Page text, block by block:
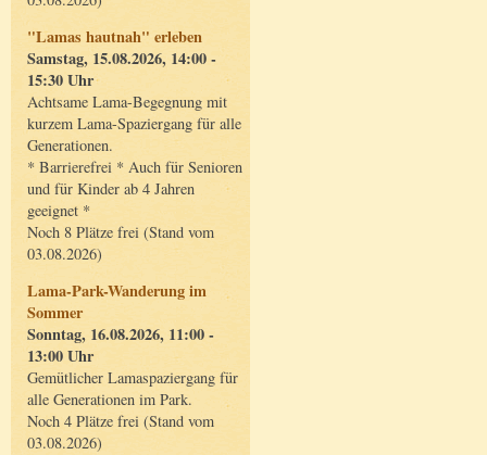
"Lamas hautnah" erleben
Samstag, 15.08.2026, 14:00 -
15:30 Uhr
Achtsame Lama-Begegnung mit
kurzem Lama-Spaziergang für alle
Generationen.
* Barrierefrei * Auch für Senioren
und für Kinder ab 4 Jahren
geeignet *
Noch 8 Plätze frei (Stand vom
03.08.2026)
Lama-Park-Wanderung im
Sommer
Sonntag, 16.08.2026, 11:00 -
13:00 Uhr
Gemütlicher Lamaspaziergang für
alle Generationen im Park.
Noch 4 Plätze frei (Stand vom
03.08.2026)